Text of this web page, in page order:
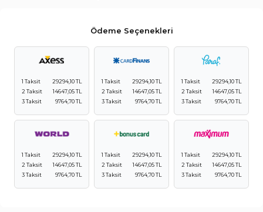
Ödeme Seçenekleri
1 Taksit
29294,10 TL
2 Taksit
14647,05 TL
3 Taksit
9764,70 TL
1 Taksit
29294,10 TL
2 Taksit
14647,05 TL
3 Taksit
9764,70 TL
1 Taksit
29294,10 TL
2 Taksit
14647,05 TL
3 Taksit
9764,70 TL
1 Taksit
29294,10 TL
2 Taksit
14647,05 TL
3 Taksit
9764,70 TL
1 Taksit
29294,10 TL
2 Taksit
14647,05 TL
3 Taksit
9764,70 TL
1 Taksit
29294,10 TL
2 Taksit
14647,05 TL
3 Taksit
9764,70 TL